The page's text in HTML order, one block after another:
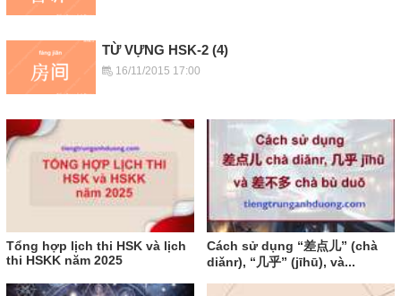
TỪ VỰNG HSK-2 (4)
16/11/2015 17:00
Tổng hợp lịch thi HSK và lịch
thi HSKK năm 2025
Cách sử dụng “差点儿” (chà
diǎnr), “几乎” (jīhū), và...